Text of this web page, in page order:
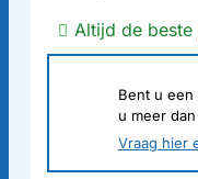
Altijd de beste
Bent u
u meer dan
Vraag hier